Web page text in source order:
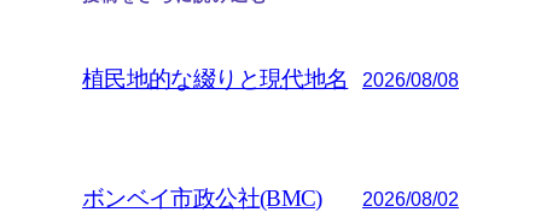
植民地的な綴りと現代地名 2026/08/08
ボンベイ市政公社(BMC) 2026/08/02